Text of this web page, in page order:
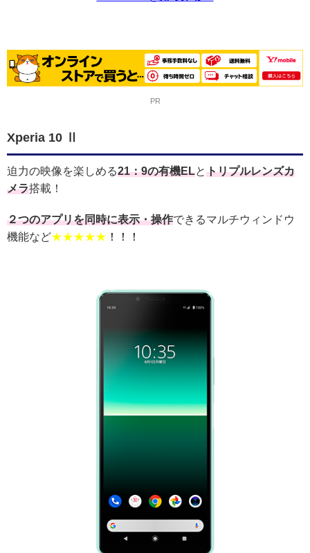
PR
Xperia 10 Ⅱ
迫力の映像を楽しめる21：9の有機ELとトリプルレンズカ
メラ搭載！
２つのアプリを同時に表示・操作できるマルチウィンドウ
機能など★★★★★ ！！！